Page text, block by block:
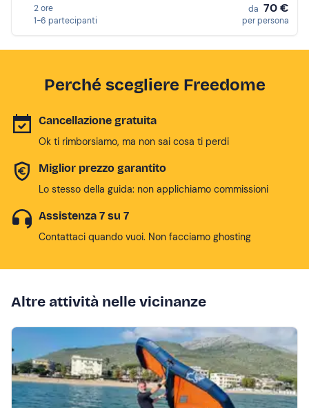
2 ore
1-6 partecipanti
da 70 €
per persona
Perché scegliere Freedome
Cancellazione gratuita
Ok ti rimborsiamo, ma non sai cosa ti perdi
Miglior prezzo garantito
Lo stesso della guida: non applichiamo commissioni
Assistenza 7 su 7
Contattaci quando vuoi. Non facciamo ghosting
Altre attività nelle vicinanze